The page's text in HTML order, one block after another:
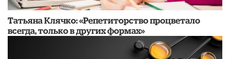
​Татьяна Клячко: «Репетиторство процветало
всегда, только в других формах»